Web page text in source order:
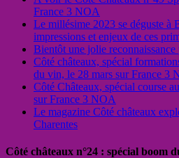
France 3 NOA
Le millésime 2023 se déguste à
impressions et enjeux de ces
Bientôt une jolie
Côté châteaux, spécial
du vin, le 28 mars sur France 3
Côté Châteaux, spécial course
sur France 3 NOA
Le magazine Côté châteaux
Charentes
Côté châteaux n°24 : spécial boom